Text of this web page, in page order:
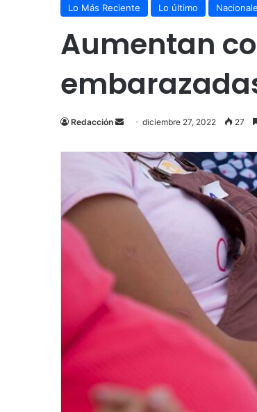
Lo Más Reciente Lo último
Aumentan
Redacción
Send
email
diciembre 27, 2022 27